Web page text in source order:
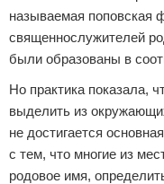
называемая поповская
священнослужителей
были образованы в
Но практика показала,
выделить из
не достигается
с тем, что многие из
родовое имя,